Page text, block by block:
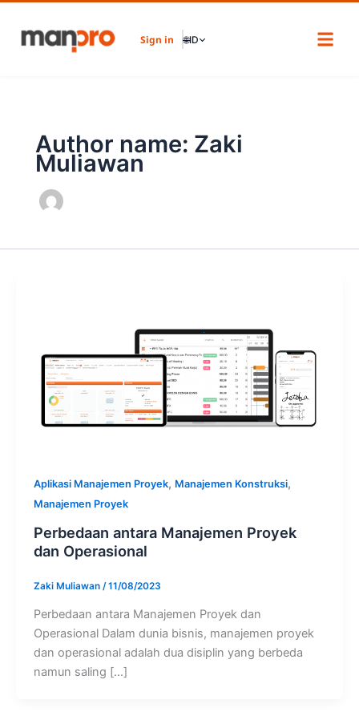
content
Sign in 🌐ID
Author name: Zaki
Muliawan
Aplikasi Manajemen Proyek, Manajemen Konstruksi,
Manajemen Proyek
Perbedaan antara Manajemen Proyek
dan Operasional
Zaki Muliawan /11/08/2023
Perbedaan antara Manajemen Proyek dan
Operasional Dalam dunia bisnis, manajemen proyek
dan operasional adalah dua disiplin yang berbeda
namun saling […]